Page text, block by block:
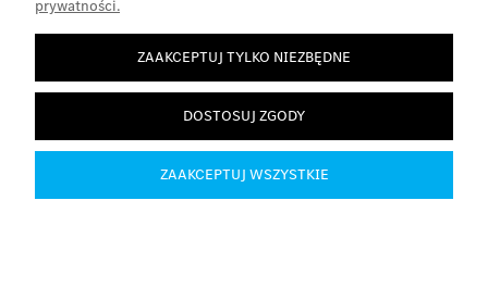
Informacje
Płatności i dostawa
prywatności.
ZAAKCEPTUJ TYLKO NIEZBĘDNE
DOSTOSUJ ZGODY
ZAAKCEPTUJ WSZYSTKIE